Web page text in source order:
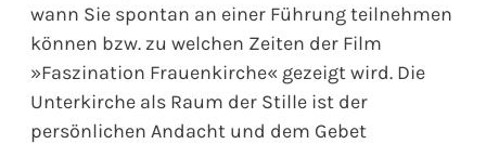
wann Sie spontan an einer Führung teilnehmen
können bzw. zu welchen Zeiten der Film
»Faszination Frauenkirche« gezeigt wird. Die
Unterkirche als Raum der Stille ist der
persönlichen Andacht und dem Gebet